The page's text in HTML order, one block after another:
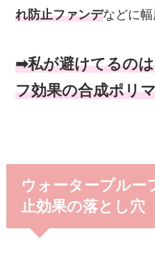
れ防止ファンデなどに幅
➡私が避けてるの
フ効果の合成ポリ
ウォータープルー
止効果の落とし穴